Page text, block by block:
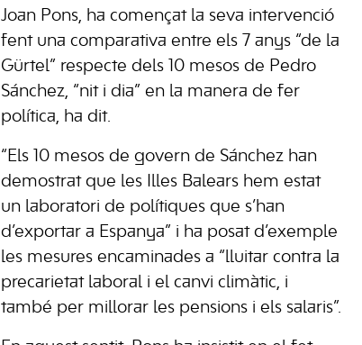
Joan Pons, ha començat la seva intervenció
fent una comparativa entre els 7 anys “de la
Gürtel” respecte dels 10 mesos de Pedro
Sánchez, “nit i dia” en la manera de fer
política, ha dit.
“Els 10 mesos de govern de Sánchez han
demostrat que les Illes Balears hem estat
un laboratori de polítiques que s’han
d’exportar a Espanya” i ha posat d’exemple
les mesures encaminades a “lluitar contra la
precarietat laboral i el canvi climàtic, i
també per millorar les pensions i els salaris”.